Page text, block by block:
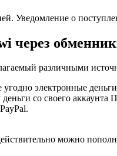
Уведомление о
через
различными
электронные
со своего
можно